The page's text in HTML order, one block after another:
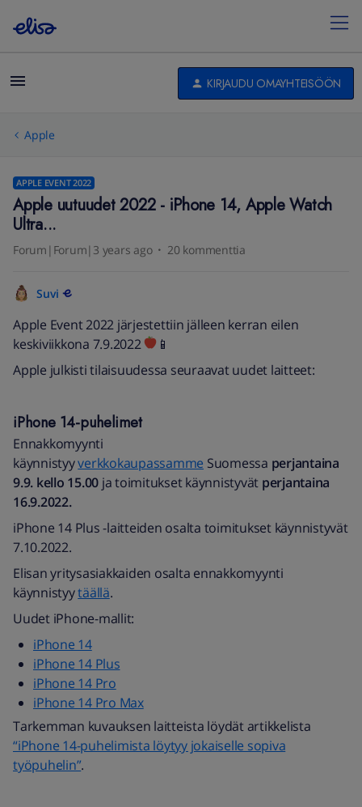
KIRJAUDU OMAYHTEISÖÖN
Apple
APPLE EVENT 2022
Apple uutuudet 2022 - iPhone 14, Apple Watch
Ultra...
Forum|Forum|3 years ago 20 kommenttia
Suvi
Apple Event 2022 järjestettiin jälleen kerran eilen
keskiviikkona 7.9.2022
📱
Apple julkisti tilaisuudessa seuraavat uudet laitteet:
iPhone 14-puhelimet
Ennakkomyynti
käynnistyyverkkokaupassamme Suomessa perjantaina
9.9. kello 15.00 ja toimitukset käynnistyvät perjantaina
16.9.2022.
iPhone 14 Plus -laitteiden osalta toimitukset käynnistyvät
7.10.2022.
Elisan yritysasiakkaiden osalta ennakkomyynti
käynnistyytäällä.
Uudet iPhone-mallit:
iPhone 14
iPhone 14 Plus
iPhone 14 Pro
iPhone 14 Pro Max
Tarkemman kuvauksen laitteista löydät artikkelista
“iPhone 14-puhelimista löytyy jokaiselle sopiva
työpuhelin”.